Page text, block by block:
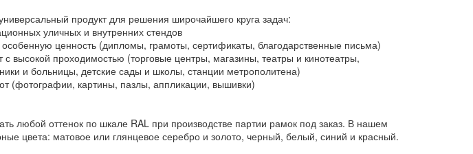
продукт для решения широчайшего круга задач:
уличных и внутренних стендов
ценность (дипломы, грамоты, сертификаты, благодарственные письма)
проходимостью (торговые центры, магазины, театры и кинотеатры,
и больницы, детские сады и школы, станции метрополитена)
картины, пазлы, аппликации, вышивки)
любой оттенок по шкале RAL при производстве партии рамок под заказ. В нашем
цвета: матовое или глянцевое серебро и золото, черный, белый, синий и красный.